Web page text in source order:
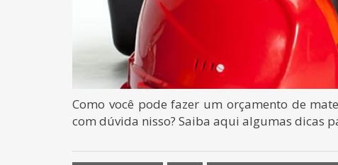
Como você pode fazer um orçamento de
com dúvida nisso? Saiba aqui algumas dicas